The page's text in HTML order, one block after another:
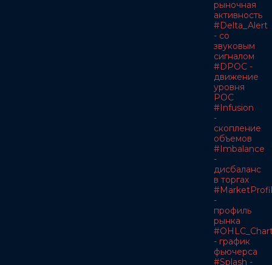
рыночная
активность
#Delta_Alert
- со
звуковым
сигналом
#DPOC -
движение
уровня
POC
#Infusion
-
скопление
объемов
#Imbalance
-
дисбаланс
в торгах
-
профиль
рынка
- график
фьючерса
#Splash -